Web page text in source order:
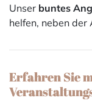
Unser buntes
helfen, neben der
Erfahren Sie